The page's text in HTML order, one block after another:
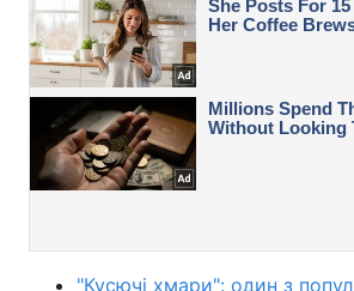
"Кусючі хмари": один з